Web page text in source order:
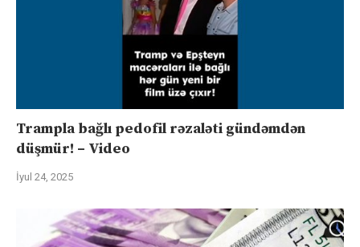
Trampla bağlı pedofil rəzaləti gündəmdən
düşmür! – Video
İyul 24, 2025